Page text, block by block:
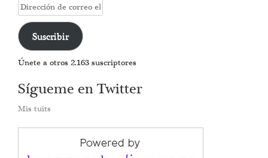
Dirección
de
correo
electrónico
Suscribir
Únete a otros 2.163 suscriptores
Sígueme en Twitter
Mis tuits